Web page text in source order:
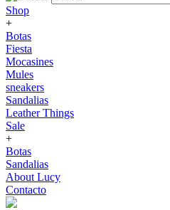
Shop
+
Botas
Fiesta
Mocasines
Mules
sneakers
Sandalias
Leather Things
Sale
+
Botas
Sandalias
About Lucy
Contacto